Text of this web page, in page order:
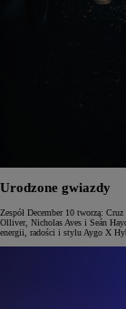
Urodzone gwiazdy
Zespół December 10 tworzą:
Olliver, Nicholas Aves i Seán
energii, radości i stylu Aygo X